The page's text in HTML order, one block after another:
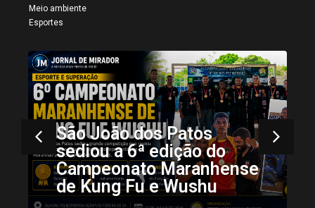
Meio ambiente
Esportes
Mais registros da 34ª
Vaquejada de Colinas